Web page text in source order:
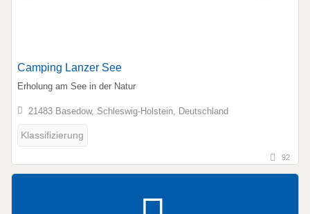
Camping Lanzer See
Erholung am See in der Natur
21483 Basedow, Schleswig-Holstein, Deutschland
Klassifizierung
92